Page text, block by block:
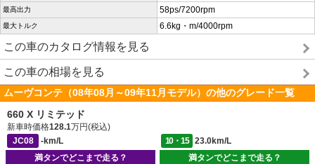
最高出力 58ps/7200rpm
最大トルク 6.6kg・m/4000rpm
この車のカタログ情報を見る
この車の相場を見る
ムーヴコンテ（08年08月～09年11月モデル）の他のグレード一覧
660 X リミテッド
新車時価格128.1万円(税込)
JC08
-km/L 10・15
23.0km/L
満タンでどこまで走る？
満タンでどこまで走る？